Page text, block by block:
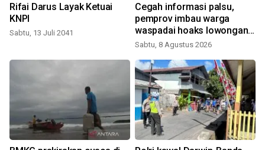
Rifai Darus Layak Ketuai
KNPI
Sabtu, 13 Juli 2041
Cegah informasi palsu,
pemprov imbau warga
waspadai hoaks lowongan
kerja Blok Masela
Sabtu, 8 Agustus 2026